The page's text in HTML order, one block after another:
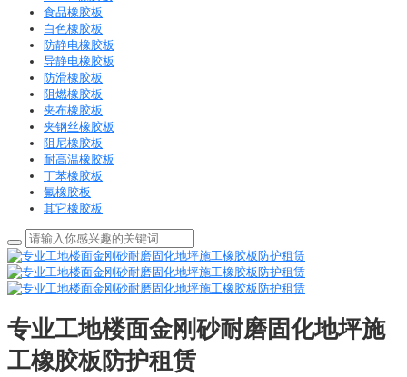
食品橡胶板
白色橡胶板
防静电橡胶板
导静电橡胶板
防滑橡胶板
阻燃橡胶板
夹布橡胶板
夹钢丝橡胶板
阻尼橡胶板
耐高温橡胶板
丁苯橡胶板
氟橡胶板
其它橡胶板
专业工地楼面金刚砂耐磨固化地坪施
工橡胶板防护租赁